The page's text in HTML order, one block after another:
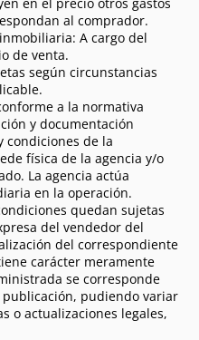
al comprador.
A cargo del
de venta.
según circunstancias
a la normativa
y documentación
condiciones de la
física de la agencia y/o
La agencia actúa
en la operación.
quedan sujetas
del vendedor del
del correspondiente
carácter meramente
se corresponde
pudiendo variar
o actualizaciones legales,